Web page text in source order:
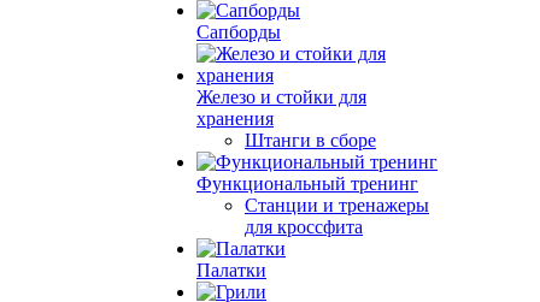
Сапборды
Железо и стойки для
хранения
Штанги в сборе
Функциональный тренинг
Станции и тренажеры
для кроссфита
Палатки